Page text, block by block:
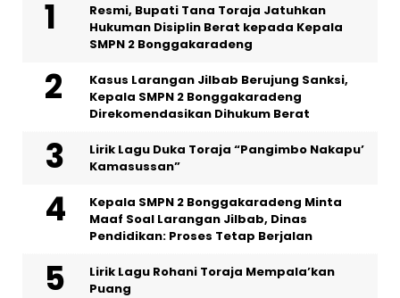
Resmi, Bupati Tana Toraja Jatuhkan
Hukuman Disiplin Berat kepada Kepala
SMPN 2 Bonggakaradeng
Kasus Larangan Jilbab Berujung Sanksi,
Kepala SMPN 2 Bonggakaradeng
Direkomendasikan Dihukum Berat
Lirik Lagu Duka Toraja “Pangimbo Nakapu’
Kamasussan”
Kepala SMPN 2 Bonggakaradeng Minta
Maaf Soal Larangan Jilbab, Dinas
Pendidikan: Proses Tetap Berjalan
Lirik Lagu Rohani Toraja Mempala’kan
Puang